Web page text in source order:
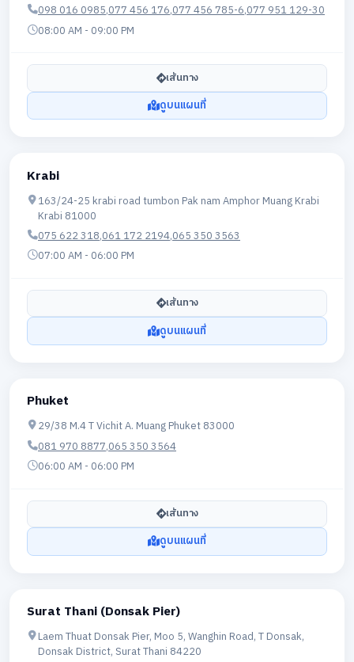
098 016 0985,077 456 176,077 456 785-6,077 951 129-30
08:00 AM - 09:00 PM
เส้นทาง
ดูบนแผนที่
Krabi
163/24-25 krabi road tumbon Pak nam Amphor Muang Krabi
Krabi 81000
075 622 318,061 172 2194,065 350 3563
07:00 AM - 06:00 PM
เส้นทาง
ดูบนแผนที่
Phuket
29/38 M.4 T Vichit A. Muang Phuket 83000
081 970 8877,065 350 3564
06:00 AM - 06:00 PM
เส้นทาง
ดูบนแผนที่
Surat Thani (Donsak Pier)
Laem Thuat Donsak Pier, Moo 5, Wanghin Road, T Donsak,
Donsak District, Surat Thani 84220​